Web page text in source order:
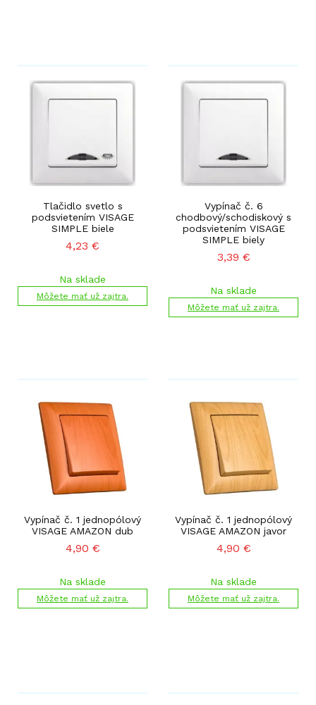
Tlačidlo svetlo s
podsvietením VISAGE
SIMPLE biele
4,23 €
Na sklade
Môžete mať už zajtra.
Vypínač č. 6
chodbový/schodiskový s
podsvietením VISAGE
SIMPLE biely
3,39 €
Na sklade
Môžete mať už zajtra.
Vypínač č. 1 jednopólový
VISAGE AMAZON dub
4,90 €
Na sklade
Môžete mať už zajtra.
Vypínač č. 1 jednopólový
VISAGE AMAZON javor
4,90 €
Na sklade
Môžete mať už zajtra.